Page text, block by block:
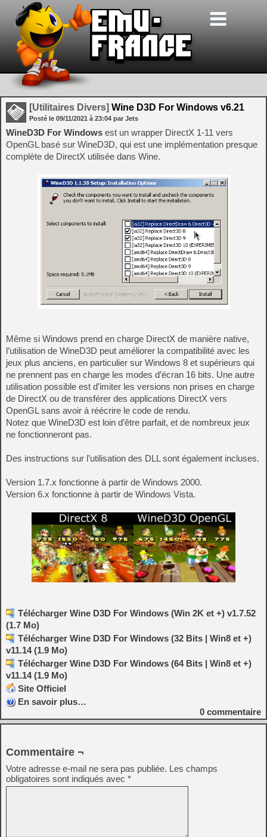
[Utilitaires Divers] Wine D3D For Windows v6.21
Posté le 09/11/2021 à 23:04 par Jets
WineD3D For Windows est un wrapper DirectX 1-11 vers
OpenGL basé sur WineD3D, qui est une implémentation presque
complète de DirectX utilisée dans Wine.
Même si Windows prend en charge DirectX de manière native,
l’utilisation de WineD3D peut améliorer la compatibilité avec les
jeux plus anciens, en particulier sur Windows 8 et supérieurs qui
ne prennent pas en charge les modes d’écran 16 bits. Une autre
utilisation possible est d’imiter les versions non prises en charge
de DirectX ou de transférer des applications DirectX vers
OpenGL sans avoir à réécrire le code de rendu.
Notez que WineD3D est loin d’être parfait, et de nombreux jeux
ne fonctionneront pas.
Des instructions sur l’utilisation des DLL sont également incluses.
Version 1.7.x fonctionne à partir de Windows 2000.
Version 6.x fonctionne à partir de Windows Vista.
Télécharger Wine D3D For Windows (Win 2K et +) v1.7.52
(1.7 Mo)
Télécharger Wine D3D For Windows (32 Bits | Win8 et +)
v11.14 (1.9 Mo)
Télécharger Wine D3D For Windows (64 Bits | Win8 et +)
v11.14 (1.9 Mo)
Site Officiel
En savoir plus…
0 commentaire
Commentaire ¬
Votre adresse e-mail ne sera pas publiée. Les champs
obligatoires sont indiqués avec *